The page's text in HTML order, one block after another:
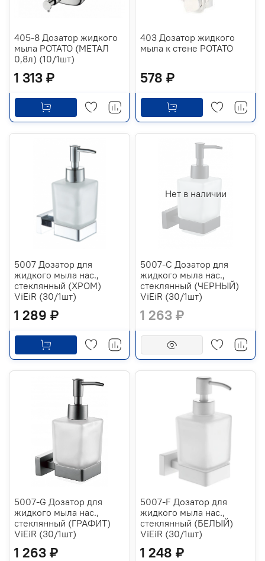
405-8 Дозатор жидкого
мыла РОТАТО (МЕТАЛ
0,8л) (10/1шт)
1 313 ₽
403 Дозатор жидкого
мыла к стене РОТАТО
578 ₽
5007 Дозатор для
жидкого мыла нас.,
стеклянный (ХРОМ)
ViEiR (30/1шт)
1 289 ₽
Нет в наличии
5007-C Дозатор для
жидкого мыла нас.,
стеклянный (ЧЕРНЫЙ)
ViEiR (30/1шт)
1 263 ₽
5007-G Дозатор для
жидкого мыла нас.,
стеклянный (ГРАФИТ)
ViEiR (30/1шт)
1 263 ₽
5007-F Дозатор для
жидкого мыла нас.,
стеклянный (БЕЛЫЙ)
ViEiR (30/1шт)
1 248 ₽